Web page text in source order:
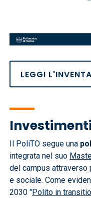
LEGGI
Il PoliTO segue una
integrata nel suo
del campus
e sociale. Come
2030 "Polito in